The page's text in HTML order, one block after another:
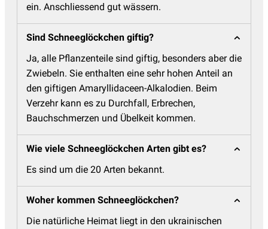
ein. Anschliessend gut wässern.
Sind Schneeglöckchen giftig?
Ja, alle Pflanzenteile sind giftig, besonders aber die
Zwiebeln. Sie enthalten eine sehr hohen Anteil an
den giftigen Amaryllidaceen-Alkalodien. Beim
Verzehr kann es zu Durchfall, Erbrechen,
Bauchschmerzen und Übelkeit kommen.
Wie viele Schneeglöckchen Arten gibt es?
Es sind um die 20 Arten bekannt.
Woher kommen Schneeglöckchen?
Die natürliche Heimat liegt in den ukrainischen